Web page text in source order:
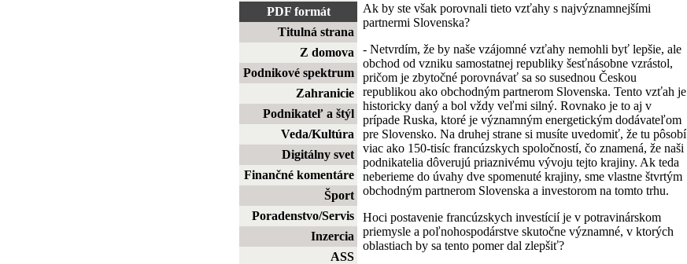
PDF formát
Titulná strana
Z domova
Podnikové spektrum
Zahranicie
Podnikateľ a štýl
Veda/Kultúra
Digitálny svet
Finančné komentáre
Šport
Poradenstvo/Servis
Inzercia
ASS
Ak by ste však porovnali tieto vzťahy s najvýznamnejšími
partnermi Slovenska?
- Netvrdím, že by naše vzájomné vzťahy nemohli byť lepšie, ale
obchod od vzniku samostatnej republiky šesťnásobne vzrástol,
pričom je zbytočné porovnávať sa so susednou Českou
republikou ako obchodným partnerom Slovenska. Tento vzťah je
historicky daný a bol vždy veľmi silný. Rovnako je to aj v
prípade Ruska, ktoré je významným energetickým dodávateľom
pre Slovensko. Na druhej strane si musíte uvedomiť, že tu pôsobí
viac ako 150-tisíc francúzskych spoločností, čo znamená, že naši
podnikatelia dôverujú priaznivému vývoju tejto krajiny. Ak teda
neberieme do úvahy dve spomenuté krajiny, sme vlastne štvrtým
obchodným partnerom Slovenska a investorom na tomto trhu.
Hoci postavenie francúzskych investícií je v potravinárskom
priemysle a poľnohospodárstve skutočne významné, v ktorých
oblastiach by sa tento pomer dal zlepšiť?